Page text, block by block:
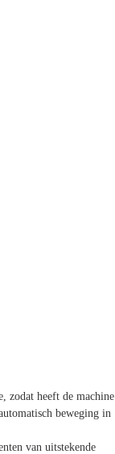
zodat heeft de machine
beweging in
van uitstekende